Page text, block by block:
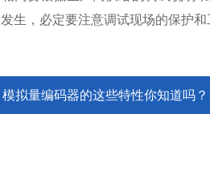
生，必定要注意调试现场的保护和
模拟量编码器的这些特性你知道吗？